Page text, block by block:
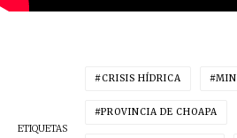
ETIQUETAS
CRISIS HÍDRICA
PROVINCIA DE CHOAPA